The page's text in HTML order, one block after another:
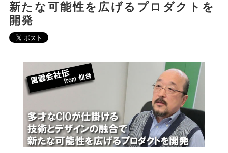
新たな可能性を広げるプロダクトを
開発